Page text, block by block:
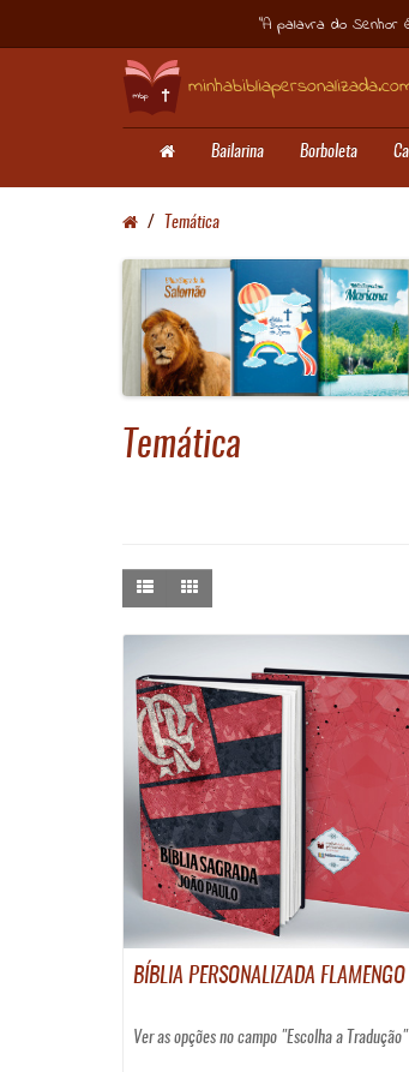
“A palavra do Senhor
Bailarina Borboleta
Temática
Temática
BÍBLIA PERSONALIZADA FLAMENGO
Ver as opções no campo "Escolha a Tradução"